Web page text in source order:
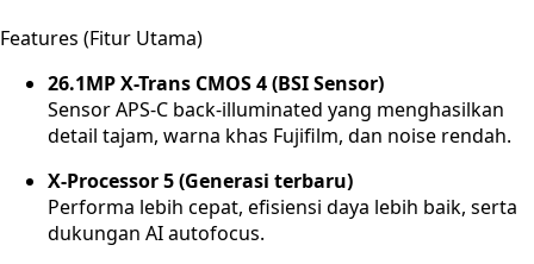
Features (Fitur Utama)
26.1MP X-Trans CMOS 4 (BSI Sensor)
Sensor APS-C back-illuminated yang menghasilkan
detail tajam, warna khas Fujifilm, dan noise rendah.
X-Processor 5 (Generasi terbaru)
Performa lebih cepat, efisiensi daya lebih baik, serta
dukungan AI autofocus.